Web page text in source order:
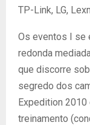
TP-Link, LG,
Os eventos I se
redonda
que discorre
segredo dos
Expedition 2010
treinamento